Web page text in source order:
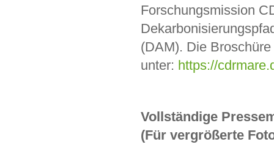
Forschungsmission
(DAM). Die
unter: https://
Vollständige
(Für vergrößerte